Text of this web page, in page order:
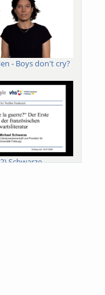
- Boys don't cry?
Schwarze